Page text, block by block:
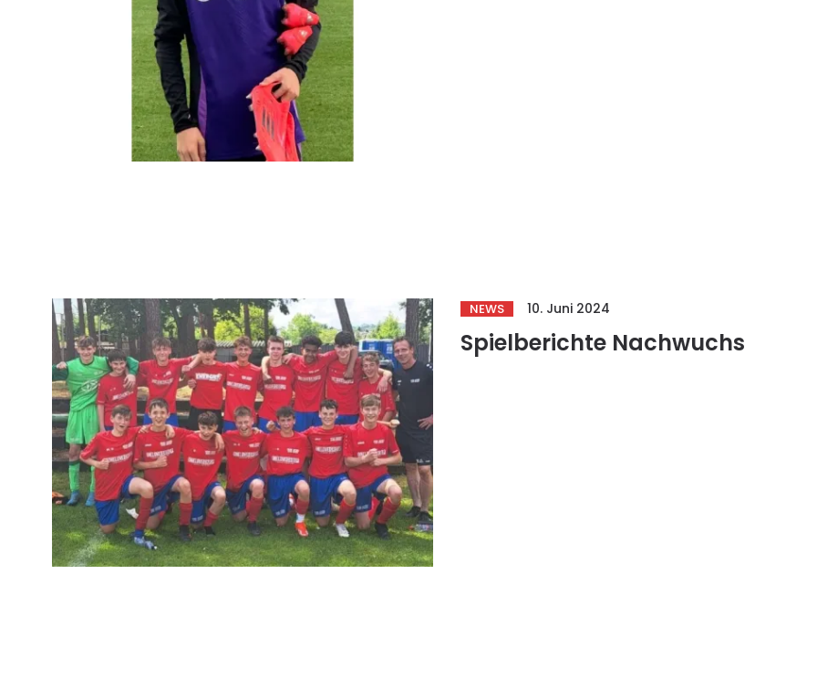
NEWS 10. Juni 2024
Spielberichte Nachwuchs